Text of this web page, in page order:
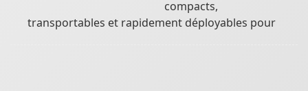
compacts,
transportables et rapidement déployables pour